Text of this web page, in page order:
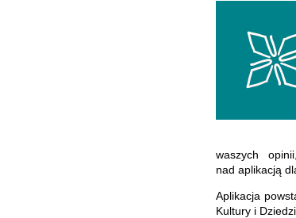
waszych
nad aplikacją
Aplikacja
Kultury i